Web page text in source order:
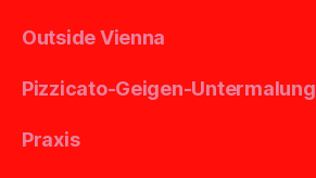
Outside Vienna
Pizzicato-Geigen-Untermalung
Praxis